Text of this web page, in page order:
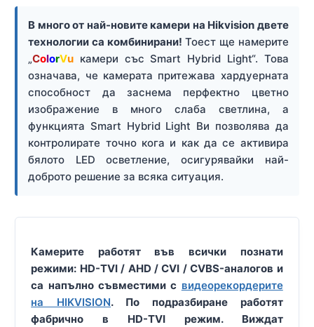
В много от най-новите камери на Hikvision двете
технологии са комбинирани! Тоест ще намерите
„ColorVu камери със Smart Hybrid Light“. Това
означава, че камерата притежава хардуерната
способност да заснема перфектно цветно
изображение в много слаба светлина, а
функцията Smart Hybrid Light Ви позволява да
контролирате точно кога и как да се активира
бялото LED осветление, осигурявайки най-
доброто решение за всяка ситуация.
Камерите работят във всички познати
режими: HD-TVI / AHD / CVI / CVBS-аналогов и
са напълно съвместими с видеорекордерите
на HIKVISION. По подразбиране работят
фабрично в HD-TVI режим. Виждат